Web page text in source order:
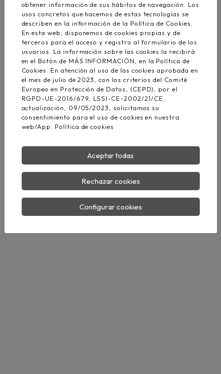
H1Z2Z2-K
XZ1 (S)-AL
obtener información de sus hábitos de navegación. Los
usos concretos que hacemos de estas tecnologías se
describen en la información de la Política de Cookies.
En esta web, disponemos de cookies propias y de
terceros para el acceso y registro al formulario de los
usuarios. La información sobre las cookies la recibirá
en el Botón de MÁS INFORMACIÓN, en la Política de
Cookies. En atención al uso de las cookies aprobada en
el mes de julio de 2023, con los criterios del Comité
Europeo en Protección de Datos, (CEPD), por el
RGPD-UE-2016/679, LSSI-CE-2002/21/CE,
actualización, 09/05/2023, solicitamos su
consentimiento para el uso de cookies en nuestra
web/App. Política de cookies
Aceptar todas
Rechazar cookies
Configurar cookies